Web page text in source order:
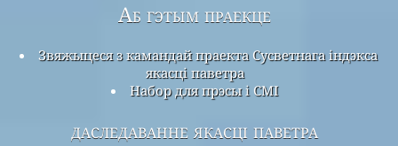
Аб гэтым праекце
Звяжыцеся з камандай праекта Сусветнага індэкса
якасці паветра
Набор для прэсы і СМІ
даследаванне якасці паветра